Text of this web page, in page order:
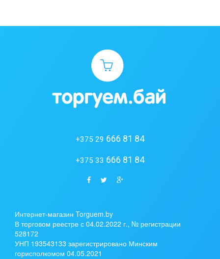
+375 29 666 81 84
+375 33 666 81 84
Интернет-магазин Torguem.by
В торговом реестре с 04.02.2022 г., № регистрации
528172
УНП 193543133 зарегистрировано Минским
горисполкомом 04.05.2021